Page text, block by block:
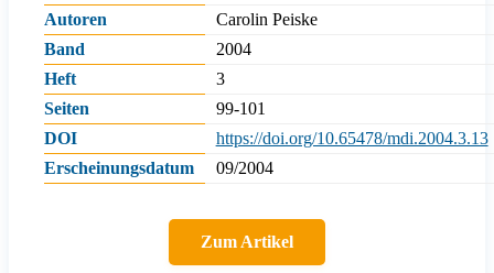
Autoren
Carolin Peiske
Band
2004
Heft
3
Seiten
99-101
DOI
https://doi.org/10.65478/mdi.2004.3.13
Erscheinungsdatum
09/2004
Zum Artikel